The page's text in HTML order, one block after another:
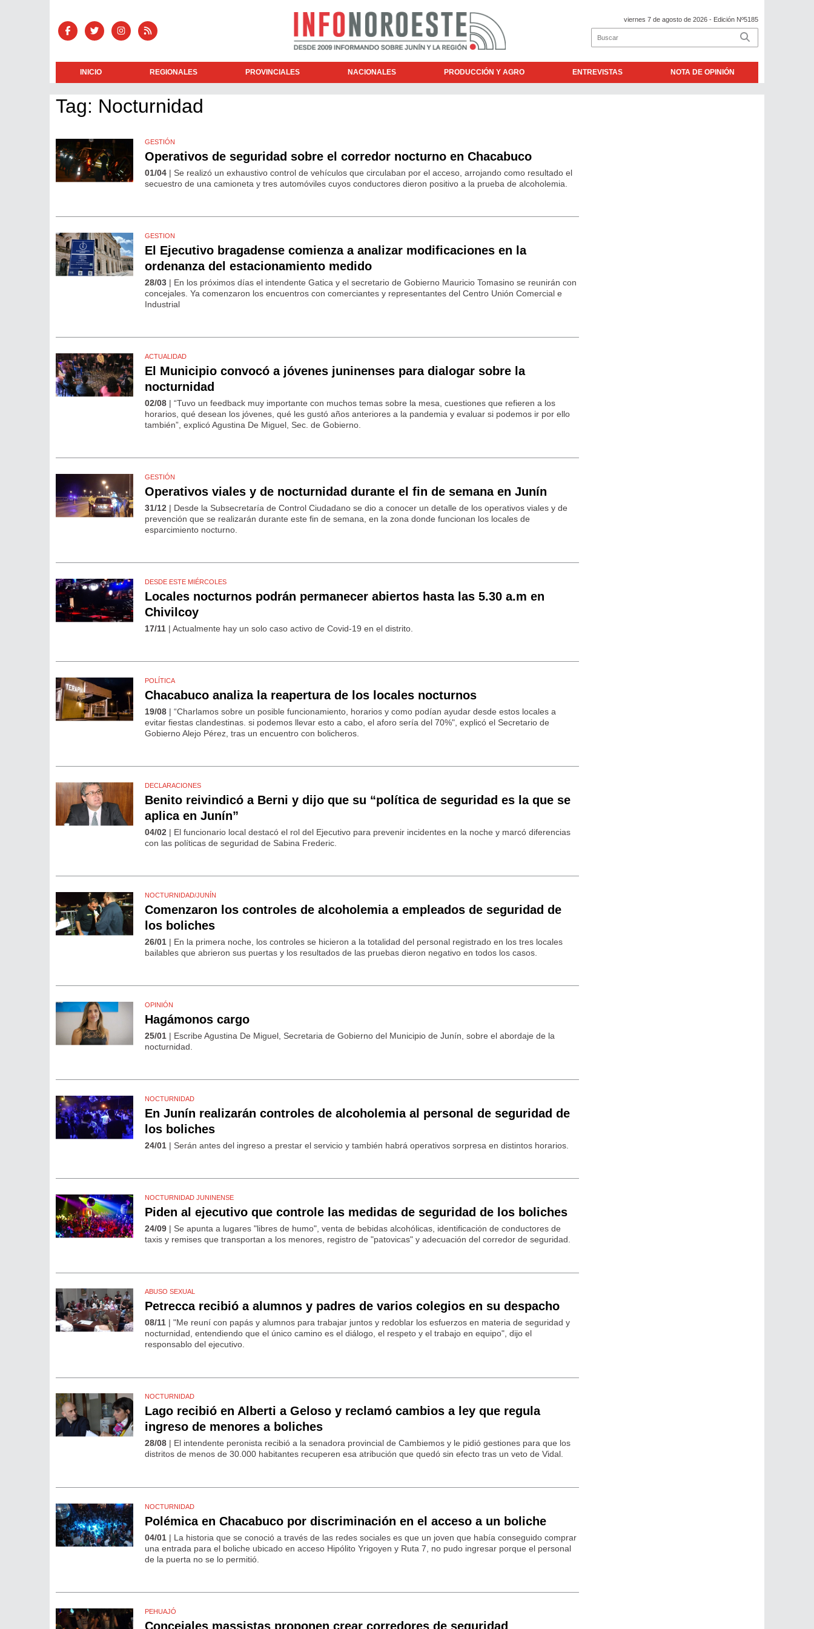
viernes 7 de agosto de 2026 - Edición Nº5185
INICIO REGIONALES PROVINCIALES NACIONALES PRODUCCIÓN Y AGRO ENTREVISTAS NOTA DE OPINIÓN
Tag: Nocturnidad
GESTIÓN
Operativos de seguridad sobre el corredor nocturno en Chacabuco
01/04 | Se realizó un exhaustivo control de vehículos que circulaban por el acceso, arrojando como resultado el
secuestro de una camioneta y tres automóviles cuyos conductores dieron positivo a la prueba de alcoholemia.
GESTION
El Ejecutivo bragadense comienza a analizar modificaciones en la
ordenanza del estacionamiento medido
28/03 | En los próximos días el intendente Gatica y el secretario de Gobierno Mauricio Tomasino se reunirán con
concejales. Ya comenzaron los encuentros con comerciantes y representantes del Centro Unión Comercial e
Industrial
ACTUALIDAD
El Municipio convocó a jóvenes juninenses para dialogar sobre la
nocturnidad
02/08 | “Tuvo un feedback muy importante con muchos temas sobre la mesa, cuestiones que refieren a los
horarios, qué desean los jóvenes, qué les gustó años anteriores a la pandemia y evaluar si podemos ir por ello
también”, explicó Agustina De Miguel, Sec. de Gobierno.
GESTIÓN
Operativos viales y de nocturnidad durante el fin de semana en Junín
31/12 | Desde la Subsecretaría de Control Ciudadano se dio a conocer un detalle de los operativos viales y de
prevención que se realizarán durante este fin de semana, en la zona donde funcionan los locales de
esparcimiento nocturno.
DESDE ESTE MIÉRCOLES
Locales nocturnos podrán permanecer abiertos hasta las 5.30 a.m en
Chivilcoy
17/11 | Actualmente hay un solo caso activo de Covid-19 en el distrito.
POLÍTICA
Chacabuco analiza la reapertura de los locales nocturnos
19/08 | “Charlamos sobre un posible funcionamiento, horarios y como podían ayudar desde estos locales a
evitar fiestas clandestinas. si podemos llevar esto a cabo, el aforo sería del 70%", explicó el Secretario de
Gobierno Alejo Pérez, tras un encuentro con bolicheros.
DECLARACIONES
Benito reivindicó a Berni y dijo que su “política de seguridad es la que se
aplica en Junín”
04/02 | El funcionario local destacó el rol del Ejecutivo para prevenir incidentes en la noche y marcó diferencias
con las políticas de seguridad de Sabina Frederic.
NOCTURNIDAD/JUNÍN
Comenzaron los controles de alcoholemia a empleados de seguridad de
los boliches
26/01 | En la primera noche, los controles se hicieron a la totalidad del personal registrado en los tres locales
bailables que abrieron sus puertas y los resultados de las pruebas dieron negativo en todos los casos.
OPINIÓN
Hagámonos cargo
25/01 | Escribe Agustina De Miguel, Secretaria de Gobierno del Municipio de Junín, sobre el abordaje de la
nocturnidad.
NOCTURNIDAD
En Junín realizarán controles de alcoholemia al personal de seguridad de
los boliches
24/01 | Serán antes del ingreso a prestar el servicio y también habrá operativos sorpresa en distintos horarios.
NOCTURNIDAD JUNINENSE
Piden al ejecutivo que controle las medidas de seguridad de los boliches
24/09 | Se apunta a lugares "libres de humo", venta de bebidas alcohólicas, identificación de conductores de
taxis y remises que transportan a los menores, registro de "patovicas" y adecuación del corredor de seguridad.
ABUSO SEXUAL
Petrecca recibió a alumnos y padres de varios colegios en su despacho
08/11 | "Me reuní con papás y alumnos para trabajar juntos y redoblar los esfuerzos en materia de seguridad y
nocturnidad, entendiendo que el único camino es el diálogo, el respeto y el trabajo en equipo", dijo el
responsablo del ejecutivo.
NOCTURNIDAD
Lago recibió en Alberti a Geloso y reclamó cambios a ley que regula
ingreso de menores a boliches
28/08 | El intendente peronista recibió a la senadora provincial de Cambiemos y le pidió gestiones para que los
distritos de menos de 30.000 habitantes recuperen esa atribución que quedó sin efecto tras un veto de Vidal.
NOCTURNIDAD
Polémica en Chacabuco por discriminación en el acceso a un boliche
04/01 | La historia que se conoció a través de las redes sociales es que un joven que había conseguido comprar
una entrada para el boliche ubicado en acceso Hipólito Yrigoyen y Ruta 7, no pudo ingresar porque el personal
de la puerta no se lo permitió.
PEHUAJÓ
Concejales massistas proponen crear corredores de seguridad